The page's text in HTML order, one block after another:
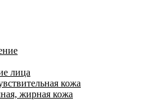
лица
кожа
жирная кожа